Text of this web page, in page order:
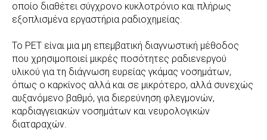
οποίο διαθέτει σύγχρονο κυκλοτρόνιο και πλήρως
εξοπλισμένα εργαστήρια ραδιοχημείας.
Το PET είναι μια μη επεμβατική διαγνωστική μέθοδος
που χρησιμοποιεί μικρές ποσότητες ραδιενεργού
υλικού για τη διάγνωση ευρείας γκάμας νοσημάτων,
όπως ο καρκίνος αλλά και σε μικρότερο, αλλά συνεχώς
αυξανόμενο βαθμό, για διερεύνηση φλεγμονών,
καρδιαγγειακών νοσημάτων και νευρολογικών
διαταραχών.